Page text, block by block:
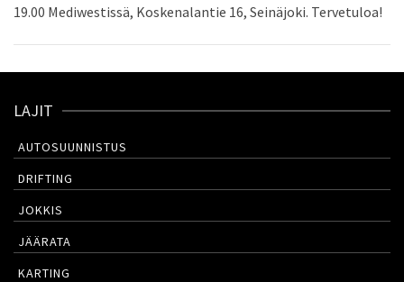
19.00 Mediwestissä, Koskenalantie 16, Seinäjoki. Tervetuloa!
LAJIT
AUTOSUUNNISTUS
DRIFTING
JOKKIS
JÄÄRATA
KARTING